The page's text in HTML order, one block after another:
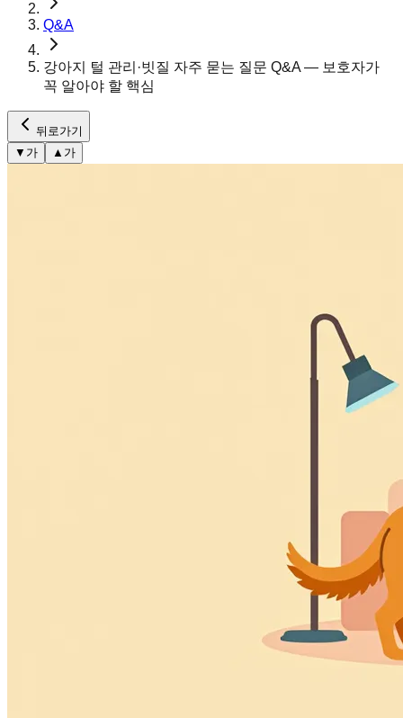
Q&A
강아지 털 관리·빗질 자주 묻는 질문 Q&A — 보호자가
꼭 알아야 할 핵심
뒤로가기
▼ 가 ▲ 가